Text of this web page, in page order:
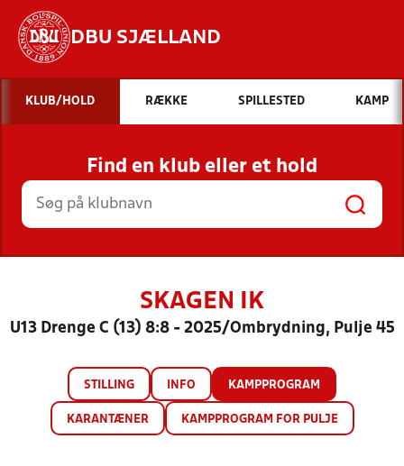
DBU SJÆLLAND
Hvad vil du søge efter?
INDHOLD OG NYHEDER
STILLINGER, RESULTATER, KLUBBER OG
HOLD
KLUB/HOLD RÆKKE SPILLESTED KAMP
Find en klub eller et hold
SKAGEN IK
U13 Drenge C (13) 8:8 - 2025/Ombrydning, Pulje 45
STILLING INFO KAMPPROGRAM
KARANTÆNER KAMPPROGRAM FOR PULJE